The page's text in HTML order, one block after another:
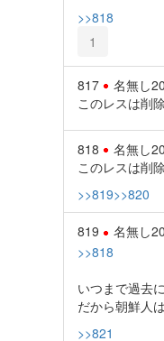
>>818
1
817 名無し
このレスは削
818 名無し
このレスは削
>>819>>820
819 名無し
>>818
いつまで過去
だから朝鮮人
>>821